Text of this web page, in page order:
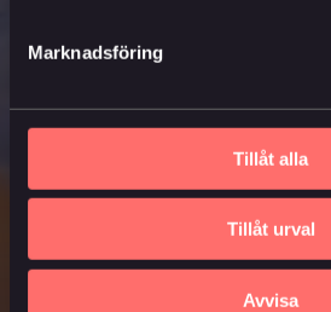
Marknadsföring
Tillåt alla
Tillåt urval
Avvisa